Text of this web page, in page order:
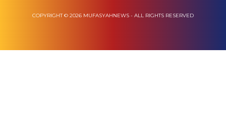
COPYRIGHT © 2026 MUFASYAHNEWS - ALL RIGHTS RESERVED